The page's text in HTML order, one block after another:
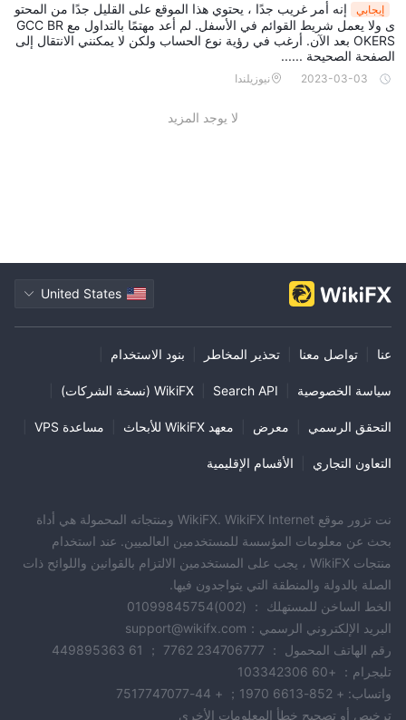
إيجابي
إنه أمر غريب جدًا ، يحتوي هذا الموقع على القليل جدًا من المحتو
ى ولا يعمل شريط القوائم في الأسفل. لم أعد مهتمًا بالتداول مع GCC BR
OKERS بعد الآن. أرغب في رؤية نوع الحساب ولكن لا يمكنني الانتقال إلى
الصفحة الصحيحة ......
2023-03-03 نيوزيلندا
لا يوجد المزيد
United States
عنا تواصل معنا تحذير المخاطر بنود الاستخدام
سياسة الخصوصية Search API WikiFX (نسخة الشركات)
التحقق الرسمي معرض معهد WikiFX للأبحاث مساعدة VPS
التعاون التجاري الأقسام الإقليمية
نت تزور موقع WikiFX. WikiFX Internet ومنتجاته المحمولة هي أداة
بحث عن معلومات المؤسسة للمستخدمين العالميين. عند استخدام
منتجات WikiFX ، يجب على المستخدمين الالتزام بالقوانين واللوائح ذات
الصلة بالدولة والمنطقة التي يتواجدون فيها.
الخط الساخن للمستهلك ： (002)01099845754
البريد الإلكتروني الرسمي：support@wikifx.com
رقم الهاتف المحمول ： 234706777 7762 ； 61 449895363
تليجرام： +60 103342306
واتساب: + 852-6613 1970； + 44-7517747077
ترخيص أو تصحيح خطأ المعلومات الأخرى